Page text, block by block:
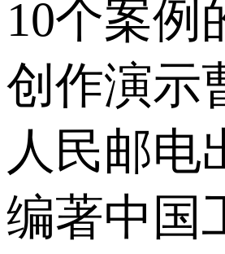
10个案例
创作演示
人民邮电
编著中国